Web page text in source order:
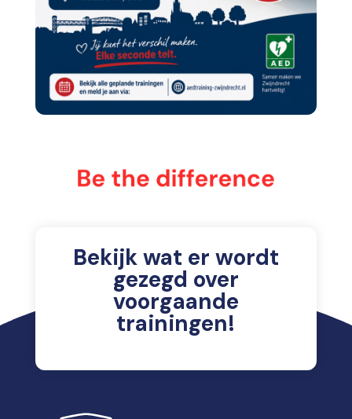
Bekijk wat er wordt
gezegd over
voorgaande
trainingen!